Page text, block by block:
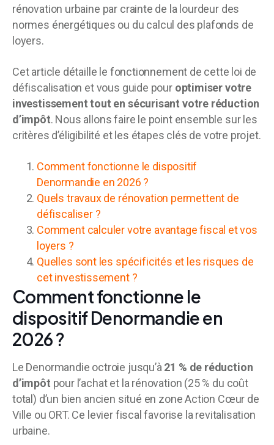
rénovation urbaine par crainte de la lourdeur des
normes énergétiques ou du calcul des plafonds de
loyers.
Cet article détaille le fonctionnement de cette loi de
défiscalisation et vous guide pour optimiser votre
investissement tout en sécurisant votre réduction
d’impôt. Nous allons faire le point ensemble sur les
critères d’éligibilité et les étapes clés de votre projet.
Comment fonctionne le dispositif
Denormandie en 2026 ?
Quels travaux de rénovation permettent de
défiscaliser ?
Comment calculer votre avantage fiscal et vos
loyers ?
Quelles sont les spécificités et les risques de
cet investissement ?
Comment fonctionne le
dispositif Denormandie en
2026 ?
Le Denormandie octroie jusqu’à 21 % de réduction
d’impôt pour l’achat et la rénovation (25 % du coût
total) d’un bien ancien situé en zone Action Cœur de
Ville ou ORT. Ce levier fiscal favorise la revitalisation
urbaine.